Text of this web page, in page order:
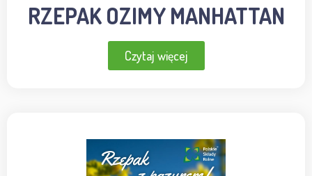
RZEPAK OZIMY MANHATTAN
Czytaj więcej